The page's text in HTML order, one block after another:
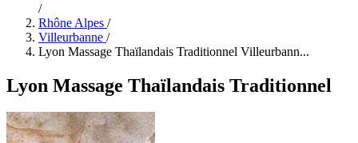
/
Rhône Alpes /
Villeurbanne /
Lyon Massage Thaïlandais Traditionnel Villeurbann...
Lyon Massage Thaïlandais Traditionnel